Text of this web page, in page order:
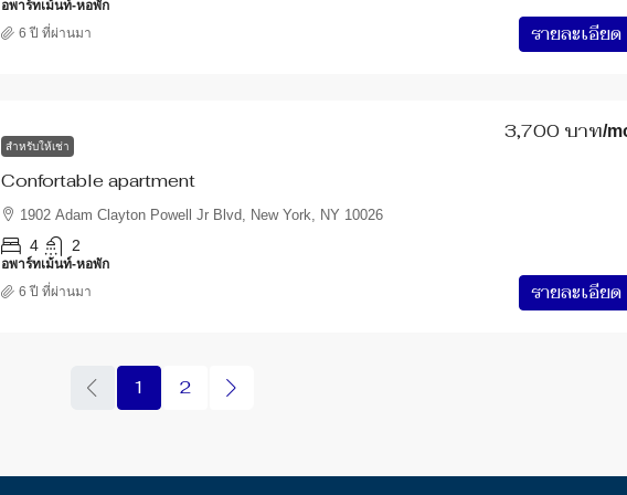
อพาร์ทเม้นท์-หอพัก
รายละเอียด
6 ปี ที่ผ่านมา
สำหรับให้เช่า
Confortable apartment
3,700 บาท/
1902 Adam Clayton Powell Jr Blvd, New York, NY 10026
4 2
อพาร์ทเม้นท์-หอพัก
รายละเอียด
6 ปี ที่ผ่านมา
1 2